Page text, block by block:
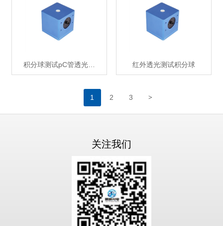
积分球测试pC管透光… 红外透光测试积分球
1 2 3 >
关注我们